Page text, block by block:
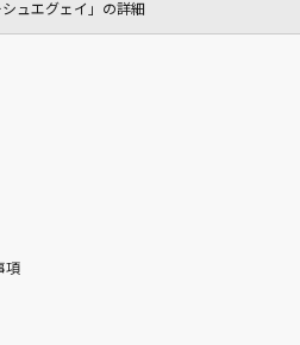
シュエグェイ」の詳細
項